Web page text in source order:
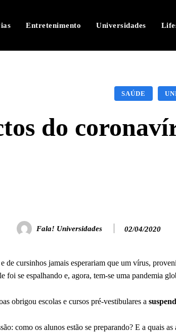
Entretenimento Universidades
SAÚDE
do
Fala! Universidades 02/04/2020
de cursinhos jamais esperariam que um vírus,
foi se espalhando e, agora, tem-se uma pandemia
obrigou escolas e cursos pré-vestibulares a
como os alunos estão se preparando? E a quais